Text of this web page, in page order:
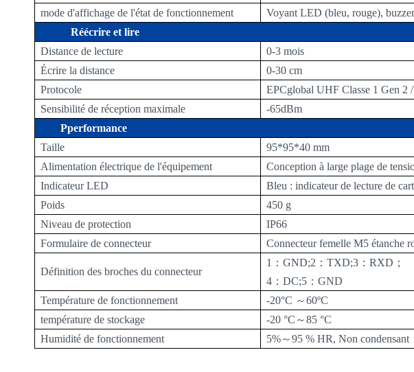
mode d'affichage de l'état de fonctionnement
Voyant LED (bleu, rouge), buzzer
Réécrire et lire
Distance de lecture
0-3 mois
Écrire la distance
0-30 cm
Protocole
EPCglobal UHF Classe 1 Gen 2
Sensibilité de réception maximale
-65dBm
Pperformance
Taille
95*95*40 mm
Alimentation électrique de l'équipement
Conception à large plage de
Indicateur LED
Bleu : indicateur de lecture de
Poids
450 g
Niveau de protection
IP66
Formulaire de connecteur
Connecteur femelle M5 étanche
Définition des broches du connecteur
1 ： GND;2 ： TXD;3 ： RXD ；
4 ： DC;5 ： GND
Température de fonctionnement
-20°C ～60ºC
température de stockage
-20 °C ～85 °C
Humidité de fonctionnement
5%～95 % HR, Non condensant